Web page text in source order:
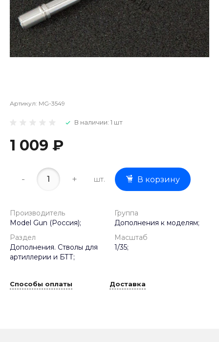
Артикул: MG-3549
В наличии: 1 шт
1 009 ₽
- + шт. В корзину
Производитель
Model Gun (Россия);
Группа
Дополнения к моделям;
Раздел
Дополнения. Стволы для
артиллерии и БТТ;
Масштаб
1/35;
Способы оплаты Доставка